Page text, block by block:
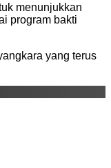
menunjukkan
program bakti
yang terus